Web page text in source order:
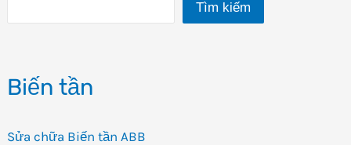
Tìm kiếm
Biến tần
Sửa chữa Biến tần ABB